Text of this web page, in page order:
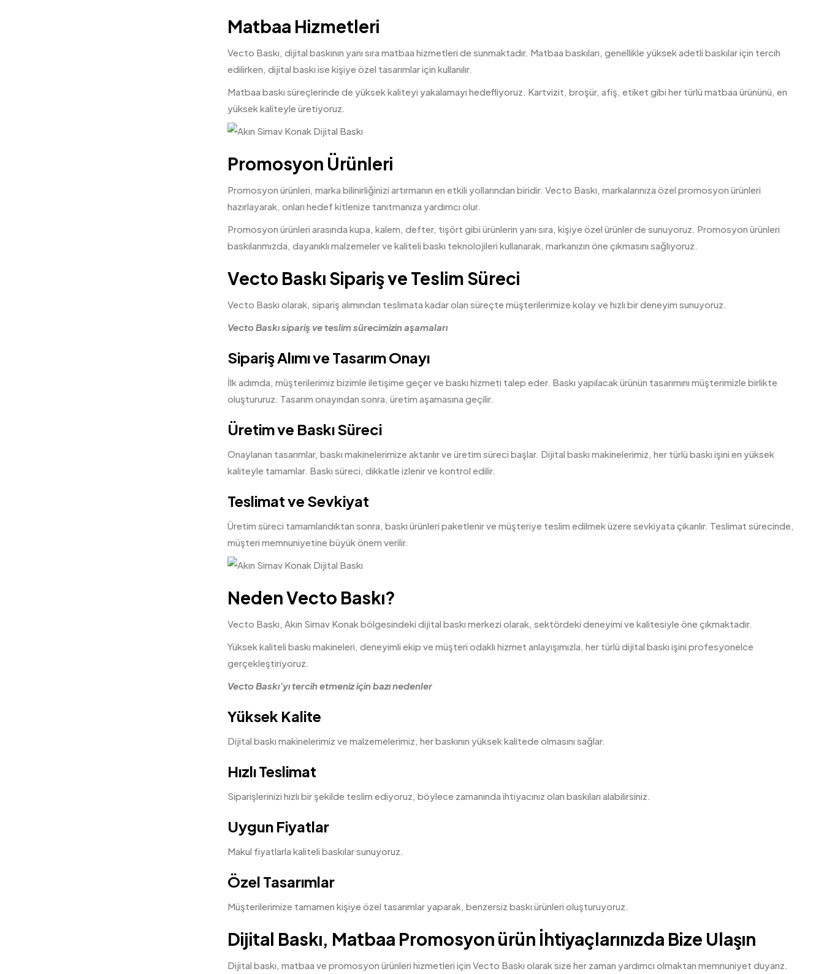
Matbaa Hizmetleri
Vecto Baskı, dijital baskının yanı sıra matbaa hizmetleri de sunmaktadır. Matbaa baskıları, genellikle yüksek adetli baskılar için tercih
edilirken, dijital baskı ise kişiye özel tasarımlar için kullanılır.
Matbaa baskı süreçlerinde de yüksek kaliteyi yakalamayı hedefliyoruz. Kartvizit, broşür, afiş, etiket gibi her türlü matbaa ürününü, en
yüksek kaliteyle üretiyoruz.
Promosyon Ürünleri
Promosyon ürünleri, marka bilinirliğinizi artırmanın en etkili yollarından biridir. Vecto Baskı, markalarınıza özel promosyon ürünleri
hazırlayarak, onları hedef kitlenize tanıtmanıza yardımcı olur.
Promosyon ürünleri arasında kupa, kalem, defter, tişört gibi ürünlerin yanı sıra, kişiye özel ürünler de sunuyoruz. Promosyon ürünleri
baskılarımızda, dayanıklı malzemeler ve kaliteli baskı teknolojileri kullanarak, markanızın öne çıkmasını sağlıyoruz.
Vecto Baskı Sipariş ve Teslim Süreci
Vecto Baskı olarak, sipariş alımından teslimata kadar olan süreçte müşterilerimize kolay ve hızlı bir deneyim sunuyoruz.
Vecto Baskı sipariş ve teslim sürecimizin aşamaları
Sipariş Alımı ve Tasarım Onayı
İlk adımda, müşterilerimiz bizimle iletişime geçer ve baskı hizmeti talep eder. Baskı yapılacak ürünün tasarımını müşterimizle birlikte
oluştururuz. Tasarım onayından sonra, üretim aşamasına geçilir.
Üretim ve Baskı Süreci
Onaylanan tasarımlar, baskı makinelerimize aktarılır ve üretim süreci başlar. Dijital baskı makinelerimiz, her türlü baskı işini en yüksek
kaliteyle tamamlar. Baskı süreci, dikkatle izlenir ve kontrol edilir.
Teslimat ve Sevkiyat
Üretim süreci tamamlandıktan sonra, baskı ürünleri paketlenir ve müşteriye teslim edilmek üzere sevkiyata çıkarılır. Teslimat sürecinde,
müşteri memnuniyetine büyük önem verilir.
Neden Vecto Baskı?
Vecto Baskı, Akın Simav Konak bölgesindeki dijital baskı merkezi olarak, sektördeki deneyimi ve kalitesiyle öne çıkmaktadır.
Yüksek kaliteli baskı makineleri, deneyimli ekip ve müşteri odaklı hizmet anlayışımızla, her türlü dijital baskı işini profesyonelce
gerçekleştiriyoruz.
Vecto Baskı’yı tercih etmeniz için bazı nedenler
Yüksek Kalite
Dijital baskı makinelerimiz ve malzemelerimiz, her baskının yüksek kalitede olmasını sağlar.
Hızlı Teslimat
Siparişlerinizi hızlı bir şekilde teslim ediyoruz, böylece zamanında ihtiyacınız olan baskıları alabilirsiniz.
Uygun Fiyatlar
Makul fiyatlarla kaliteli baskılar sunuyoruz.
Özel Tasarımlar
Müşterilerimize tamamen kişiye özel tasarımlar yaparak, benzersiz baskı ürünleri oluşturuyoruz.
Dijital Baskı, Matbaa Promosyon ürün İhtiyaçlarınızda Bize Ulaşın
Dijital baskı, matbaa ve promosyon ürünleri hizmetleri için Vecto Baskı olarak size her zaman yardımcı olmaktan memnuniyet duyarız.